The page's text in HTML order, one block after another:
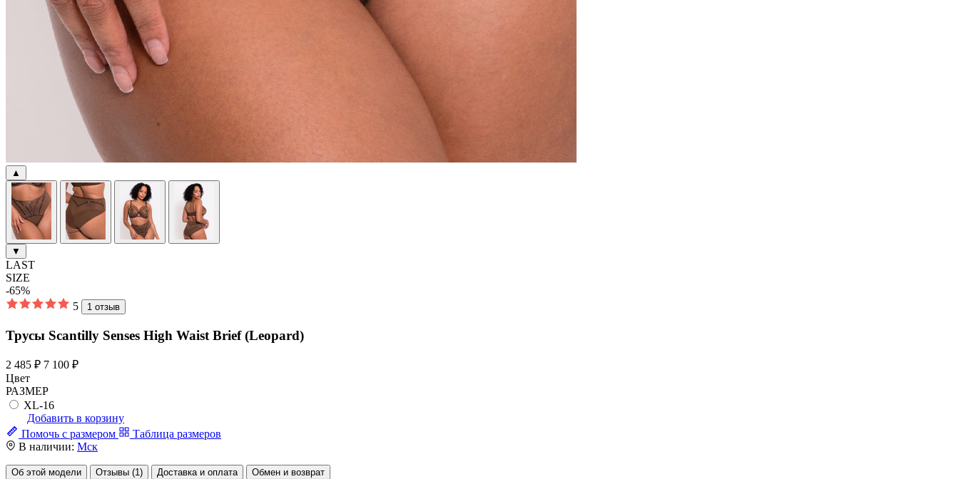
▲
▼
LAST
SIZE
-65%
5
1 отзыв
Трусы Scantilly Senses High Waist Brief (Leopard)
2 485 ₽ 7 100 ₽
Цвет
РАЗМЕР
XL-16
Добавить в корзину
Помочь с размером
Таблица размеров
В наличии: Мск
Об этой модели Отзывы (1) Доставка и оплата Обмен и возврат